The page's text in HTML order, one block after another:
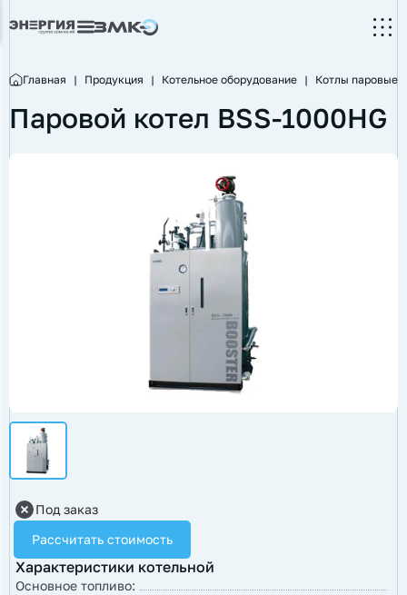
Главная | Продукция | Котельное оборудование | Котлы паровые
Паровой котел BSS-1000HG
Под заказ
Рассчитать стоимость
Характеристики котельной
Основное топливо: